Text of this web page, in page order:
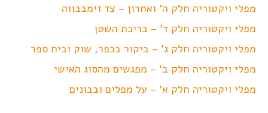
מפלי ויקטוריה חלק ה' ואחרון – צד זימבבווה
מפלי ויקטוריה חלק ד' – בריכת השטן
מפלי ויקטוריה חלק ג' – ביקור בכפר, שוק ובית ספר
מפלי ויקטוריה חלק ב' – מפגשים מהסוג האישי
מפלי ויקטוריה חלק א' – על מפלים ובבונים